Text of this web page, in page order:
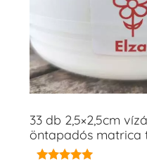
33 db 2,5×2,5cm
öntapadós matrica